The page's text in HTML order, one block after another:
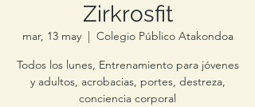
Zirkrosfit
mar, 13 may
  |
Colegio Público Atakondoa
Todos los lunes, Entrenamiento para jóvenes
y adultos, acrobacias, portes, destreza,
conciencia corporal